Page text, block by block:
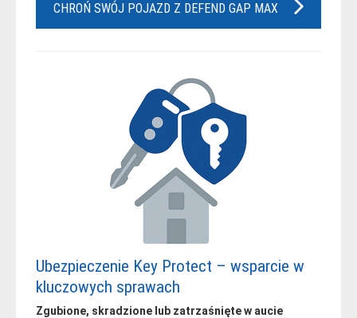
CHROŃ SWÓJ POJAZD Z DEFEND GAP MAX
Ubezpieczenie Key Protect – wsparcie w
kluczowych sprawach
Zgubione, skradzione lub zatrzaśnięte w aucie